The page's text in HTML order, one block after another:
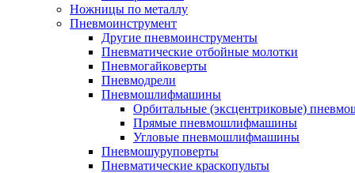
Ножницы по металлу
Пневмоинструмент
Другие пневмоинструменты
Пневматические отбойные молотки
Пневмогайковерты
Пневмодрели
Пневмошлифмашины
Орбитальные (эксцентриковые)
Прямые пневмошлифмашины
Угловые пневмошлифмашины
Пневмошуруповерты
Пневматические краскопульты